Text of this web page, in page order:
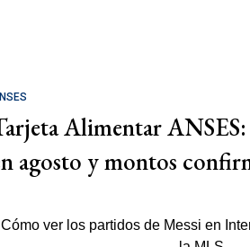
Alimentar
agosto y montos